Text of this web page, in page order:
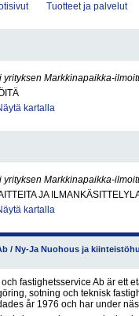
Tuotteet ja palvelut
yrityksen Markkinapaikka-
kartalla
yrityksen Markkinapaikka-
JA
kartalla
/ Ny-Ja Nuohous ja
fastighetsservice Ab är ett
sotning och teknisk
år 1976 och har under